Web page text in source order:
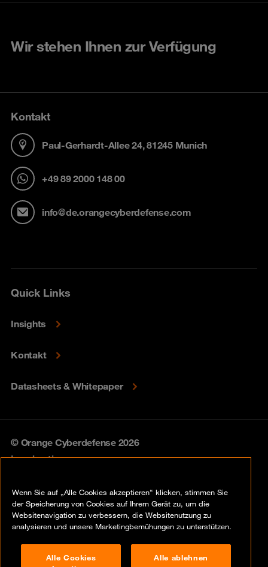
Wir stehen Ihnen zur Verfügung
Kontakt
Paul-Gerhardt-Allee 24, 81245 Munich
+49 89 2000 148 00
info@de.orangecyberdefense.com
Quick Links
Insights
Kontakt
Datasheets & Whitepaper
© Orange Cyberdefense 2026
Legal notice
Vulnerability policy
Compliance
Wenn Sie auf „Alle Cookies akzeptieren“ klicken, stimmen Sie
der Speicherung von Cookies auf Ihrem Gerät zu, um die
Websitenavigation zu verbessern, die Websitenutzung zu
analysieren und unsere Marketingbemühungen zu unterstützen.
Alle Cookies
Alle ablehnen